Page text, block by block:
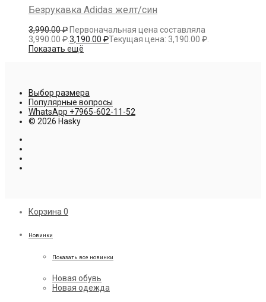
Безрукавка Adidas желт/син
3,990.00₽ Первоначальная цена составляла
3,990.00 ₽.3,190.00 ₽Текущая цена: 3,190.00 ₽.
Показать ещё
Выбор размера
Популярные вопросы
WhatsApp +7965-602-11-52
© 2026 Hasky
Корзина 0
Новинки
Показать все новинки
Новая обувь
Новая одежда